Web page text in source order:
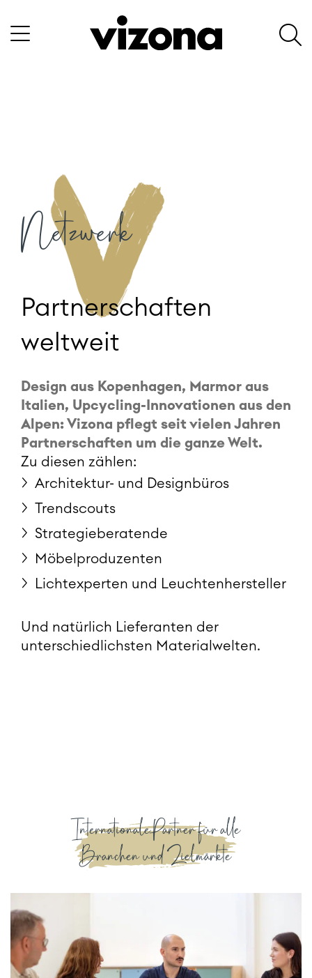
Netzwerk
Partnerschaften
weltweit
Design aus Kopenhagen, Marmor aus
Italien, Upcycling-Innovationen aus den
Alpen: Vizona pflegt seit vielen Jahren
Partnerschaften um die ganze Welt.
Zu diesen zählen:
Architektur- und Designbüros
Trendscouts
Strategieberatende
Möbelproduzenten
Lichtexperten und Leuchtenhersteller
Und natürlich Lieferanten der
unterschiedlichsten Materialwelten.
Internationale Partner für alle
Branchen und Zielmärkte